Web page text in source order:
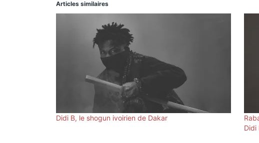
Articles similaires
Didi B, le shogun ivoirien de Dakar
Didi